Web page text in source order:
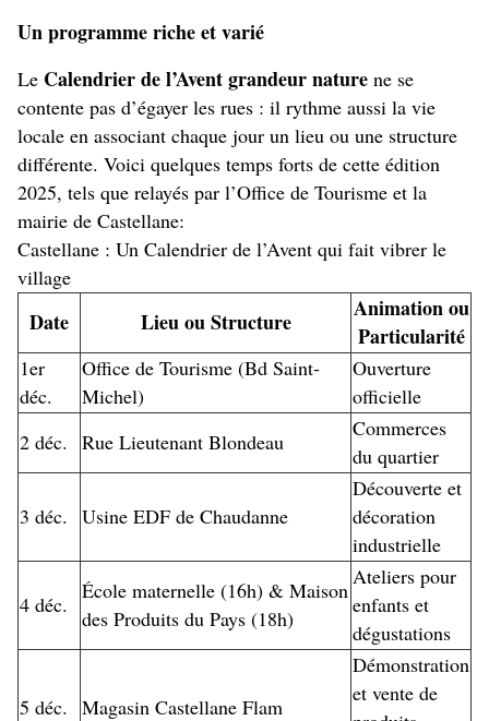
Un programme riche et varié
Le Calendrier de l’Avent grandeur nature ne se
contente pas d’égayer les rues : il rythme aussi la vie
locale en associant chaque jour un lieu ou une structure
différente. Voici quelques temps forts de cette édition
2025, tels que relayés par l’Office de Tourisme et la
mairie de Castellane:
Castellane : Un Calendrier de l’Avent qui fait vibrer le
village
Date Lieu ou Structure
Animation ou
Particularité
1er
déc.
Office de Tourisme (Bd Saint-
Michel)
Ouverture
officielle
2 déc.
Rue Lieutenant Blondeau
Commerces
du quartier
3 déc. Usine EDF de Chaudanne
Découverte et
décoration
industrielle
4 déc.
École maternelle (16h) & Maison
des Produits du Pays (18h)
Ateliers pour
enfants et
dégustations
5 déc. Magasin Castellane Flam
Démonstration
et vente de